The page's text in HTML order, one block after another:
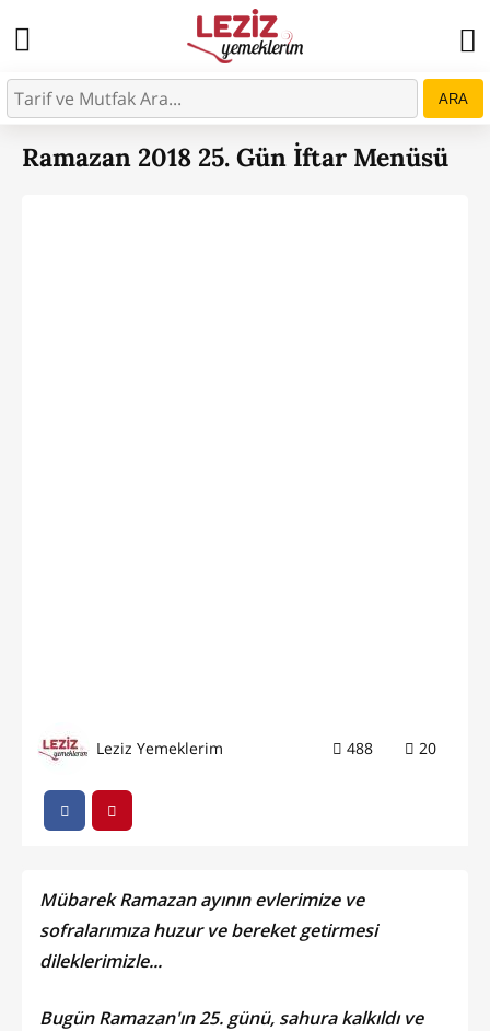
ARA
Ramazan 2018 25. Gün İftar Menüsü
Leziz Yemeklerim 488 20
Mübarek Ramazan ayının evlerimize ve
sofralarımıza huzur ve bereket getirmesi
dileklerimizle...
Bugün Ramazan'ın 25. günü, sahura kalkıldı ve